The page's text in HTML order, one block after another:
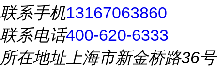
联系手机13167063860
联系电话400-620-6333
所在地址上海市新金桥路36号